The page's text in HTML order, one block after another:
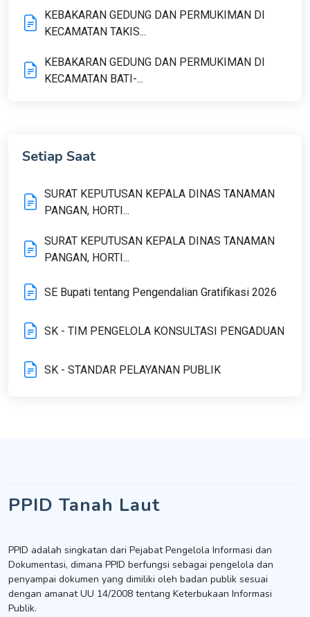
KEBAKARAN GEDUNG DAN PERMUKIMAN DI
KECAMATAN TAKIS...
KEBAKARAN GEDUNG DAN PERMUKIMAN DI
KECAMATAN BATI-...
Setiap Saat
SURAT KEPUTUSAN KEPALA DINAS TANAMAN
PANGAN, HORTI...
SURAT KEPUTUSAN KEPALA DINAS TANAMAN
PANGAN, HORTI...
SE Bupati tentang Pengendalian Gratifikasi 2026
SK - TIM PENGELOLA KONSULTASI PENGADUAN
SK - STANDAR PELAYANAN PUBLIK
PPID Tanah Laut
PPID adalah singkatan dari Pejabat Pengelola Informasi dan
Dokumentasi, dimana PPID berfungsi sebagai pengelola dan
penyampai dokumen yang dimiliki oleh badan publik sesuai
dengan amanat UU 14/2008 tentang Keterbukaan Informasi
Publik.